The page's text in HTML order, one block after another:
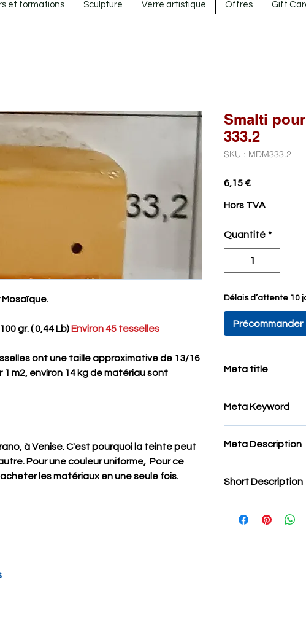
et formations Sculpture Verre artistique Offres Gift
Mosaïque.
gr. ( 0,44 Lb) Environ 45 tesselles
ont une taille approximative de 13/16
1 m2, environ 14 kg de matériau sont
à Venise. C'est pourquoi la teinte peut
Pour une couleur uniforme, Pour ce
les matériaux en une seule fois.
Smalti
333.2
SKU : MDM333.2
6,15 €Prix
Hors TVA
Quantité *
Délais d’attente 10
Précommander
Meta title
Meta Keyword
pour mosaïque
Meta Description
pour mosaïque
Short Description